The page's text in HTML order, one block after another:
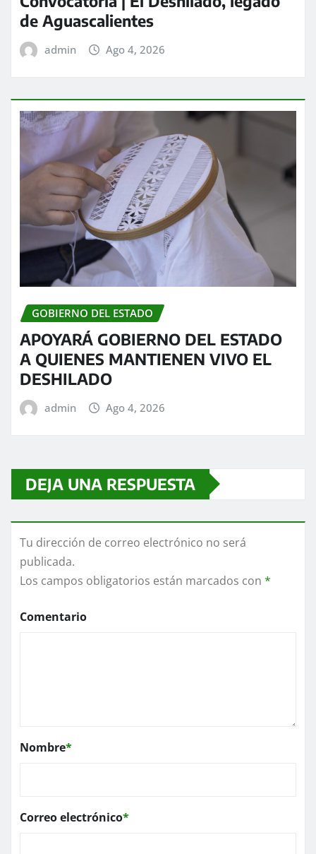
de Aguascalientes
admin Ago 4, 2026
GOBIERNO DEL ESTADO
APOYARÁ GOBIERNO DEL ESTADO
A QUIENES MANTIENEN VIVO EL
DESHILADO
admin Ago 4, 2026
DEJA UNA RESPUESTA
Tu dirección de correo electrónico no será
publicada.
Los campos obligatorios están marcados con *
Comentario
Nombre*
Correo electrónico*